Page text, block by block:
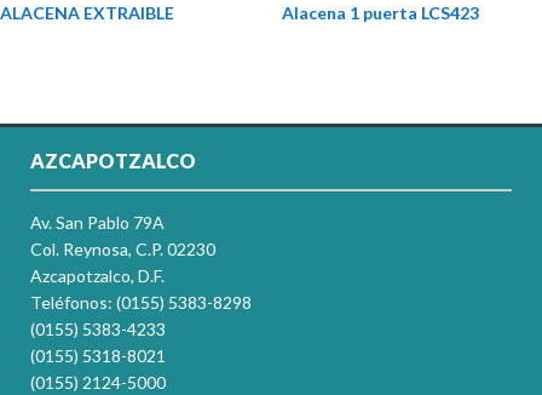
ALACENA EXTRAIBLE Alacena 1 puerta LCS423
AZCAPOTZALCO
Av. San Pablo 79A
Col. Reynosa, C.P. 02230
Azcapotzalco, D.F.
Teléfonos: (0155) 5383-8298
(0155) 5383-4233
(0155) 5318-8021
(0155) 2124-5000